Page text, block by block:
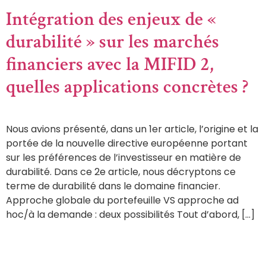
Intégration des enjeux de «
durabilité » sur les marchés
financiers avec la MIFID 2,
quelles applications concrètes ?
Nous avions présenté, dans un 1er article, l’origine et la
portée de la nouvelle directive européenne portant
sur les préférences de l’investisseur en matière de
durabilité. Dans ce 2e article, nous décryptons ce
terme de durabilité dans le domaine financier.
Approche globale du portefeuille VS approche ad
hoc/à la demande : deux possibilités Tout d’abord, […]